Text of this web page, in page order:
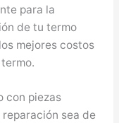
para la
de tu termo
mejores costos
con piezas
sea de